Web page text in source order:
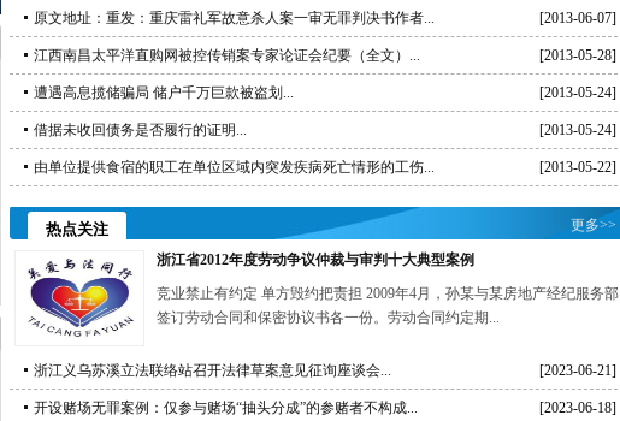
原文地址：重发：重庆雷礼军故意杀人案一审无罪判决书作者... [2013-06-07]
江西南昌太平洋直购网被控传销案专家论证会纪要（全文）... [2013-05-28]
遭遇高息揽储骗局 储户千万巨款被盗划... [2013-05-24]
借据未收回债务是否履行的证明... [2013-05-24]
由单位提供食宿的职工在单位区域内突发疾病死亡情形的工伤... [2013-05-22]
热点关注 更多>>
浙江省2012年度劳动争议仲裁与审判十大典型案例
竞业禁止有约定 单方毁约把责担 2009年4月，孙某与某房地产经纪服务部
签订劳动合同和保密协议书各一份。劳动合同约定期...
浙江义乌苏溪立法联络站召开法律草案意见征询座谈会... [2023-06-21]
开设赌场无罪案例：仅参与赌场“抽头分成”的参赌者不构成... [2023-06-18]